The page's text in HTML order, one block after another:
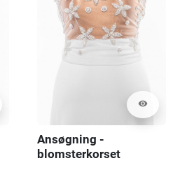
visibility
Ansøgning -
blomsterkorset